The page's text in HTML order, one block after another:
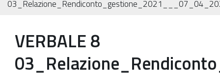
VERBALE 8